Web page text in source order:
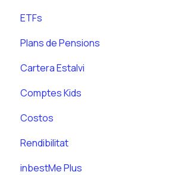
ETFs
Plans de Pensions
Cartera Estalvi
Comptes Kids
Costos
Rendibilitat
inbestMe Plus